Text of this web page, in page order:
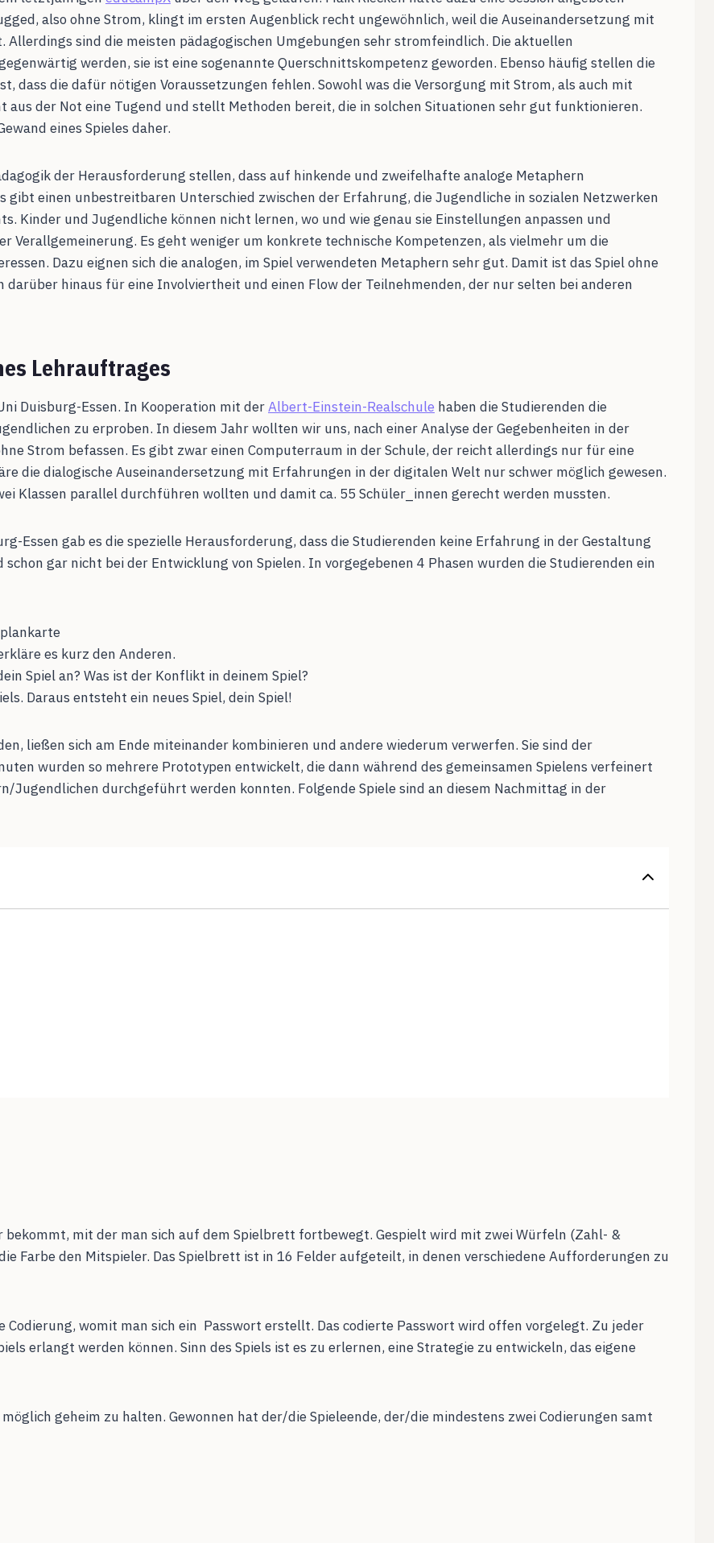
also ohne Strom, klingt im ersten Augenblick recht ungewöhnlich, weil die Auseinandersetzung mit
sind die meisten pädagogischen Umgebungen sehr stromfeindlich. Die aktuellen
werden, sie ist eine sogenannte Querschnittskompetenz geworden. Ebenso häufig stellen die
dass die dafür nötigen Voraussetzungen fehlen. Sowohl was die Versorgung mit Strom, als auch mit
der Not eine Tugend und stellt Methoden bereit, die in solchen Situationen sehr gut funktionieren.
eines Spieles daher.
der Herausforderung stellen, dass auf hinkende und zweifelhafte analoge Metaphern
einen unbestreitbaren Unterschied zwischen der Erfahrung, die Jugendliche in sozialen Netzwerken
Kinder und Jugendliche können nicht lernen, wo und wie genau sie Einstellungen anpassen und
Verallgemeinerung. Es geht weniger um konkrete technische Kompetenzen, als vielmehr um die
Dazu eignen sich die analogen, im Spiel verwendeten Metaphern sehr gut. Damit ist das Spiel ohne
darüber hinaus für eine Involviertheit und einen Flow der Teilnehmenden, der nur selten bei anderen
Lehrauftrages
Duisburg-Essen. In Kooperation mit derAlbert-Einstein-Realschule haben die Studierenden die
zu erproben. In diesem Jahr wollten wir uns, nach einer Analyse der Gegebenheiten in der
Strom befassen. Es gibt zwar einen Computerraum in der Schule, der reicht allerdings nur für eine
die dialogische Auseinandersetzung mit Erfahrungen in der digitalen Welt nur schwer möglich gewesen.
Klassen parallel durchführen wollten und damit ca. 55 Schüler_innen gerecht werden mussten.
Essen gab es die spezielle Herausforderung, dass die Studierenden keine Erfahrung in der Gestaltung
gar nicht bei der Entwicklung von Spielen. In vorgegebenen 4 Phasen wurden die Studierenden ein
es kurz den Anderen.
Spiel an? Was ist der Konflikt in deinem Spiel?
Daraus entsteht ein neues Spiel, dein Spiel!
ließen sich am Ende miteinander kombinieren und andere wiederum verwerfen. Sie sind der
wurden so mehrere Prototypen entwickelt, die dann während des gemeinsamen Spielens verfeinert
Jugendlichen durchgeführt werden konnten. Folgende Spiele sind an diesem Nachmittag in der
bekommt, mit der man sich auf dem Spielbrett fortbewegt. Gespielt wird mit zwei Würfeln (Zahl- &
Farbe den Mitspieler. Das Spielbrett ist in 16 Felder aufgeteilt, in denen verschiedene Aufforderungen zu
Codierung, womit man sich ein Passwort erstellt. Das codierte Passwort wird offen vorgelegt. Zu jeder
erlangt werden können. Sinn des Spiels ist es zu erlernen, eine Strategie zu entwickeln, das eigene
geheim zu halten. Gewonnen hat der/die Spieleende, der/die mindestens zwei Codierungen samt